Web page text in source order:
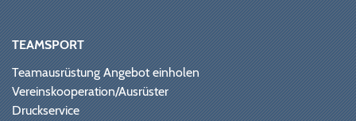
TEAMSPORT
Teamausrüstung Angebot einholen
Vereinskooperation/Ausrüster
Druckservice